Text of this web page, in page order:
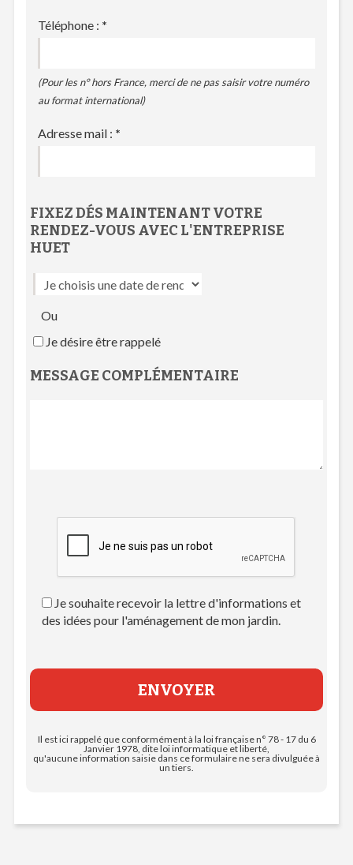
Téléphone : *
(Pour les n° hors France, merci de ne pas saisir votre numéro
au format international)
Adresse mail : *
FIXEZ DÉS MAINTENANT VOTRE
RENDEZ-VOUS AVEC L'ENTREPRISE
HUET
Ou
Je désire être rappelé
MESSAGE COMPLÉMENTAIRE
Je souhaite recevoir la lettre d'informations et
des idées pour l'aménagement de mon jardin.
Il est ici rappelé que conformément à la loi française n° 78 - 17 du 6
Janvier 1978, dite loi informatique et liberté,
qu'aucune information saisie dans ce formulaire ne sera divulguée à
un tiers.